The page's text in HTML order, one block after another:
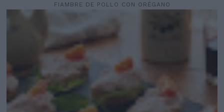
FIAMBRE DE POLLO CON ORÉGANO